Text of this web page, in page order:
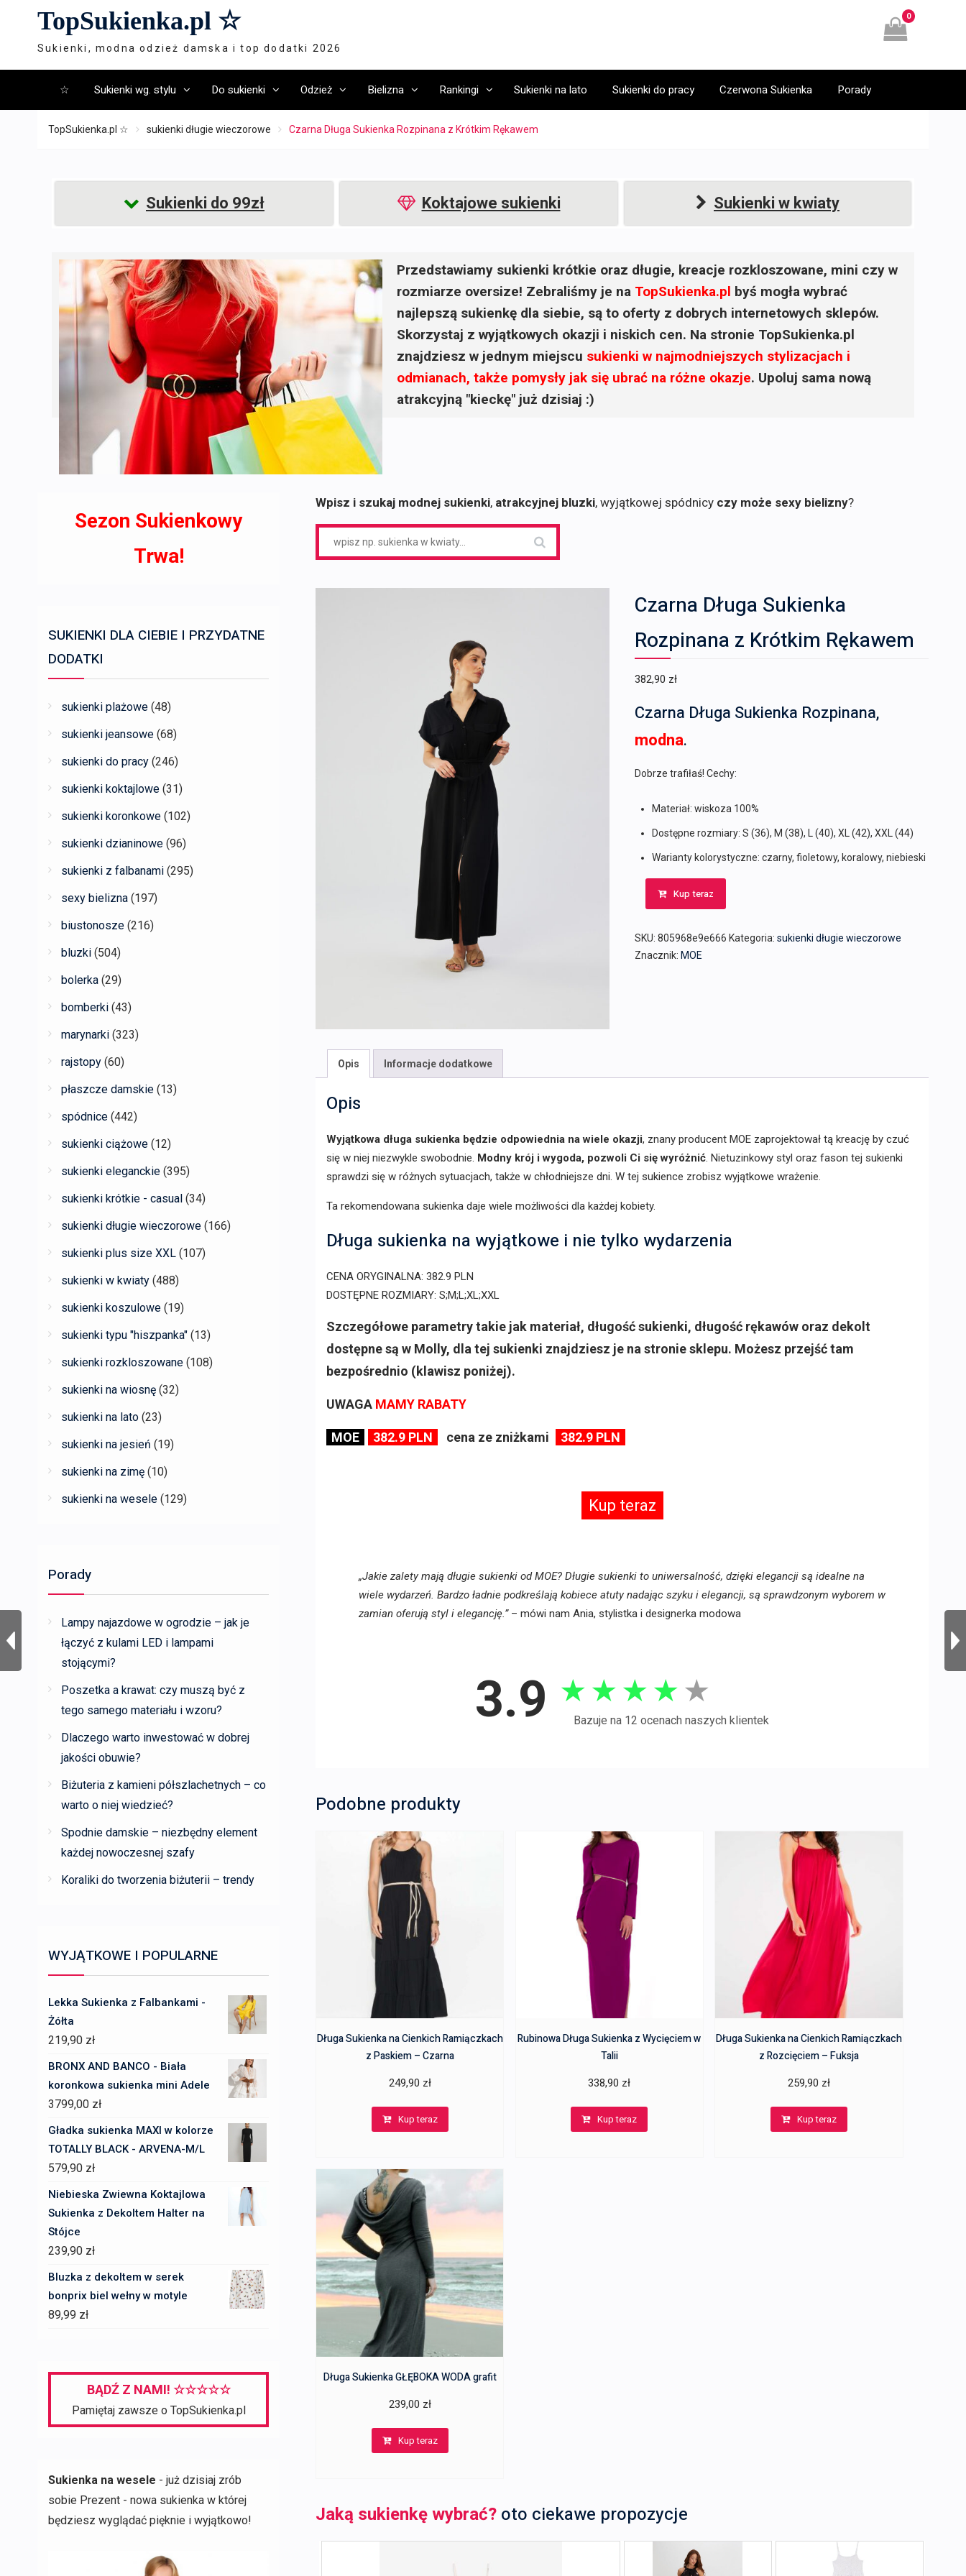
TopSukienka.pl ☆
Sukienki, modna odzież damska i top dodatki 2026
0
☆ Sukienki wg. stylu Do sukienki Odzież Bielizna Rankingi Sukienki na lato Sukienki do pracy Czerwona Sukienka Porady
TopSukienka.pl ☆ sukienki długie wieczorowe Czarna Długa Sukienka Rozpinana z Krótkim Rękawem
Sukienki do 99zł Koktajowe sukienki Sukienki w kwiaty
Przedstawiamy sukienki krótkie oraz długie, kreacje rozkloszowane, mini czy w
rozmiarze oversize! Zebraliśmy je na TopSukienka.pl byś mogła wybrać
najlepszą sukienkę dla siebie, są to oferty z dobrych internetowych sklepów.
Skorzystaj z wyjątkowych okazji i niskich cen. Na stronie TopSukienka.pl
znajdziesz w jednym miejscu sukienki w najmodniejszych stylizacjach i
odmianach, także pomysły jak się ubrać na różne okazje. Upoluj sama nową
atrakcyjną "kieckę" już dzisiaj :)
Wpisz i szukaj modnej sukienki, atrakcyjnej bluzki, wyjątkowej spódnicy czy może sexy bielizny?
Czarna Długa Sukienka
Rozpinana z Krótkim Rękawem
382,90 zł
Czarna Długa Sukienka Rozpinana,
modna.
Dobrze trafiłaś! Cechy:
Materiał: wiskoza 100%
Dostępne rozmiary: S (36), M (38), L (40), XL (42), XXL (44)
Warianty kolorystyczne: czarny, fioletowy, koralowy, niebieski
Kup teraz
SKU: 805968e9e666 Kategoria: sukienki długie wieczorowe
Znacznik: MOE
Opis Informacje dodatkowe
Opis
Wyjątkowa długa sukienka będzie odpowiednia na wiele okazji, znany producent MOE zaprojektował tą kreację by czuć
się w niej niezwykle swobodnie. Modny krój i wygoda, pozwoli Ci się wyróżnić. Nietuzinkowy styl oraz fason tej sukienki
sprawdzi się w różnych sytuacjach, także w chłodniejsze dni. W tej sukience zrobisz wyjątkowe wrażenie.
Ta rekomendowana sukienka daje wiele możliwości dla każdej kobiety.
Długa sukienka na wyjątkowe i nie tylko wydarzenia
CENA ORYGINALNA: 382.9 PLN
DOSTĘPNE ROZMIARY: S;M;L;XL;XXL
Szczegółowe parametry takie jak materiał, długość sukienki, długość rękawów oraz dekolt
dostępne są w Molly, dla tej sukienki znajdziesz je na stronie sklepu. Możesz przejść tam
bezpośrednio (klawisz poniżej).
UWAGA MAMY RABATY
MOE 382.9 PLN cena ze zniżkami 382.9 PLN
Kup teraz
„Jakie zalety mają długie sukienki od MOE? Długie sukienki to uniwersalność, dzięki elegancji są idealne na
wiele wydarzeń. Bardzo ładnie podkreślają kobiece atuty nadając szyku i elegancji, są sprawdzonym wyborem w
zamian oferują styl i elegancję.”– mówi nam Ania, stylistka i designerka modowa
3.9 ★ ★ ★ ★ ★
Bazuje na 12 ocenach naszych klientek
Podobne produkty
Długa Sukienka na Cienkich Ramiączkach
z Paskiem – Czarna
249,90 zł
Kup teraz
Rubinowa Długa Sukienka z Wycięciem w
Talii
338,90 zł
Kup teraz
Długa Sukienka na Cienkich Ramiączkach
z Rozcięciem – Fuksja
259,90 zł
Kup teraz
Długa Sukienka GŁĘBOKA WODA grafit
239,00 zł
Kup teraz
Jaką sukienkę wybrać? oto ciekawe propozycje
Sezon Sukienkowy
Trwa!
SUKIENKI DLA CIEBIE I PRZYDATNE
DODATKI
sukienki plażowe (48)
sukienki jeansowe (68)
sukienki do pracy (246)
sukienki koktajlowe (31)
sukienki koronkowe (102)
sukienki dzianinowe (96)
sukienki z falbanami (295)
sexy bielizna (197)
biustonosze (216)
bluzki (504)
bolerka (29)
bomberki (43)
marynarki (323)
rajstopy (60)
płaszcze damskie (13)
spódnice (442)
sukienki ciążowe (12)
sukienki eleganckie (395)
sukienki krótkie - casual (34)
sukienki długie wieczorowe (166)
sukienki plus size XXL (107)
sukienki w kwiaty (488)
sukienki koszulowe (19)
sukienki typu "hiszpanka" (13)
sukienki rozkloszowane (108)
sukienki na wiosnę (32)
sukienki na lato (23)
sukienki na jesień (19)
sukienki na zimę (10)
sukienki na wesele (129)
Porady
Lampy najazdowe w ogrodzie – jak je
łączyć z kulami LED i lampami
stojącymi?
Poszetka a krawat: czy muszą być z
tego samego materiału i wzoru?
Dlaczego warto inwestować w dobrej
jakości obuwie?
Biżuteria z kamieni półszlachetnych – co
warto o niej wiedzieć?
Spodnie damskie – niezbędny element
każdej nowoczesnej szafy
Koraliki do tworzenia biżuterii – trendy
WYJĄTKOWE I POPULARNE
Lekka Sukienka z Falbankami -
Żółta
219,90 zł
BRONX AND BANCO - Biała
koronkowa sukienka mini Adele
3799,00 zł
Gładka sukienka MAXI w kolorze
TOTALLY BLACK - ARVENA-M/L
579,90 zł
Niebieska Zwiewna Koktajlowa
Sukienka z Dekoltem Halter na
Stójce
239,90 zł
Bluzka z dekoltem w serek
bonprix biel wełny w motyle
89,99 zł
BĄDŹ Z NAMI! ☆☆☆☆☆
Pamiętaj zawsze o TopSukienka.pl
Sukienka na wesele - już dzisiaj zrób
sobie Prezent - nowa sukienka w której
będziesz wyglądać pięknie i wyjątkowo!